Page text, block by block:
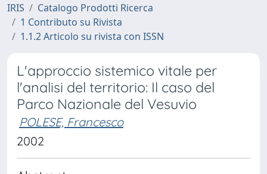
IRIS
Catalogo Prodotti Ricerca
1 Contributo su Rivista
1.1.2 Articolo su rivista con ISSN
L'approccio sistemico vitale per
l'analisi del territorio: Il caso del
Parco Nazionale del Vesuvio
POLESE, Francesco
2002